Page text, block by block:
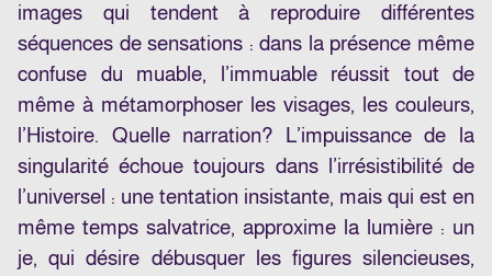
images qui tendent à reproduire différentes
séquences de sensations : dans la présence même
confuse du muable, l’immuable réussit tout de
même à métamorphoser les visages, les couleurs,
l’Histoire. Quelle narration? L’impuissance de la
singularité échoue toujours dans l’irrésistibilité de
l’universel : une tentation insistante, mais qui est en
même temps salvatrice, approxime la lumière : un
je, qui désire débusquer les figures silencieuses,